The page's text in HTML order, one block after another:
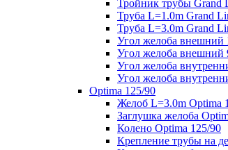
Тройник трубы Grand
Труба L=1.0m Grand
Труба L=3.0m Grand
Угол желоба внешний
Угол желоба внешний
Угол желоба
Угол желоба
Optima 125/90
Желоб L=3.0m Optima
Заглушка желоба
Колено Optima 125/90
Крепление трубы на